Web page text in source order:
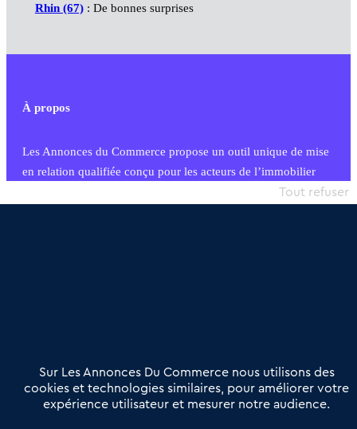
Rhin (67): De bonnes surprises
À propos
Les Annonces du Commerce propose un outil unique de mise
en relation qualifiée conçu pour les acteurs de l’immobilier
commercial et les collectivités territoriales, simple et intégrant
Offres Pro
Actualités
Qui sommes nous ?
Derniers articles
Sur Les Annonces Du Commerce nous utilisons des
cookies et technologies similaires, pour améliorer votre
expérience utilisateur et mesurer notre audience.
Tout refuser